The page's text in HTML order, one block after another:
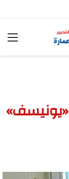
«يونيسف»